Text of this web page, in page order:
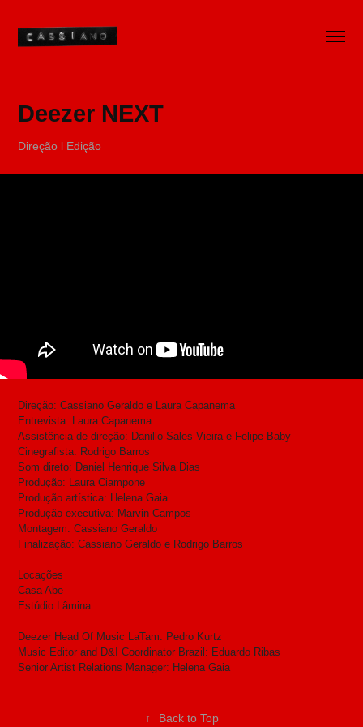
Deezer NEXT
Direção l Edição
Direção: Cassiano Geraldo e Laura Capanema
Entrevista: Laura Capanema
Assistência de direção: Danillo Sales Vieira e Felipe Baby
Cinegrafista: Rodrigo Barros
Som direto: Daniel Henrique Silva Dias
Produção: Laura Ciampone
Produção artística: Helena Gaia
Produção executiva: Marvin Campos
Montagem: Cassiano Geraldo
Finalização: Cassiano Geraldo e Rodrigo Barros
Locações
Casa Abe
Estúdio Lâmina
Deezer Head Of Music LaTam: Pedro Kurtz
Music Editor and D&I Coordinator Brazil: Eduardo Ribas
Senior Artist Relations Manager: Helena Gaia
↑ Back to Top